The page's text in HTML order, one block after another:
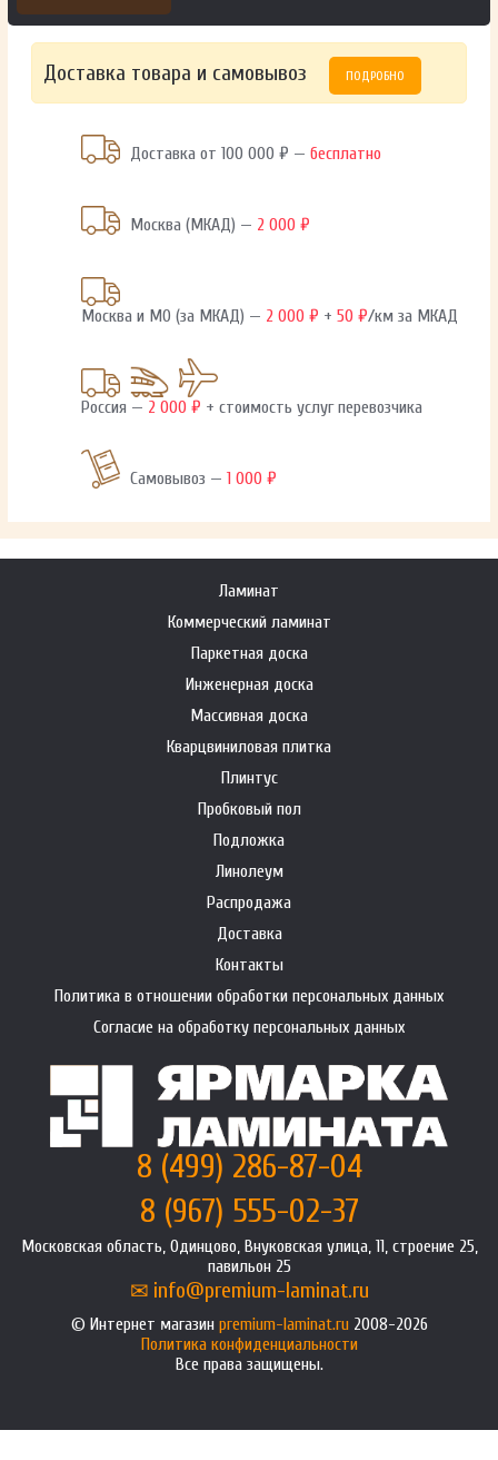
Доставка товара и самовывоз ПОДРОБНО
Доставка от 100 000 ₽ —бесплатно
Москва (МКАД) — 2 000 ₽
Москва и МО (за МКАД) — 2 000 ₽ +50 ₽/км за МКАД
Россия — 2 000 ₽ + стоимость услуг перевозчика
Самовывоз —1 000 ₽
Ламинат
Коммерческий ламинат
Паркетная доска
Инженерная доска
Массивная доска
Кварцвиниловая плитка
Плинтус
Пробковый пол
Подложка
Линолеум
Распродажа
Доставка
Контакты
Политика в отношении обработки персональных данных
Согласие на обработку персональных данных
8 (499) 286-87-04
8 (967) 555-02-37
Московская область, Одинцово, Внуковская улица, 11, строение 25,
павильон 25
info@premium-laminat.ru
Интернет магазин premium-laminat.ru2008-2026
Политика конфиденциальности
Все права защищены.